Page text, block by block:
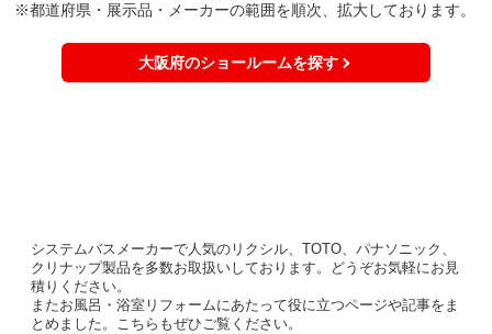
※都道府県・展示品・メーカーの範囲を順次、拡大しております。
大阪府のショールームを探す
システムバスメーカーで人気のリクシル、TOTO、パナソニック、
クリナップ製品を多数お取扱いしております。どうぞお気軽にお見
積りください。
またお風呂・浴室リフォームにあたって役に立つページや記事をま
とめました。こちらもぜひご覧ください。